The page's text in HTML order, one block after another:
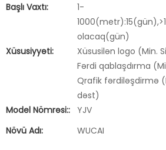
Başlı Vaxtı:
1-
olacaq(gün)
Xüsusiyyəti:
Xüsusilən logo (Min.
Fərdi qablaşdırma
Qrafik fərdiləşdirmə
dəst)
Model Nömrəsi:: YJV
Növü Adı:
WUCAI